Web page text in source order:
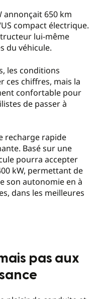
annonçait 650 km
compact électrique.
lui-même
du véhicule.
les conditions
ces chiffres, mais la
confortable pour
de passer à
recharge rapide
Basé sur une
pourra accepter
kW, permettant de
son autonomie en à
dans les meilleures
pas aux